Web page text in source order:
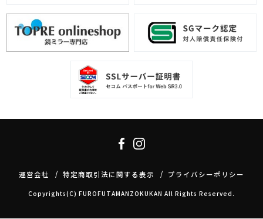
運営会社 特定商取引法に関する表示 プライバシーポリシー
Copyrights(C) FUROFUTAMANZOKUKAN All Rights Reserved.